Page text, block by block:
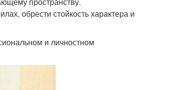
обрести стойкость характера и
и личностном